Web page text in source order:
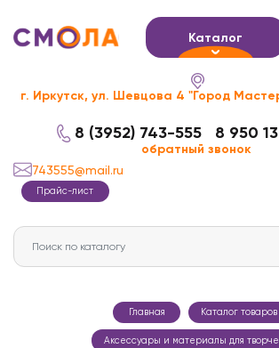
Каталог
г. Иркутск, ул. Шевцова 4 "Город
8 (3952) 743-555 8 950
обратный звонок
743555@mail.ru
Прайс-лист
Главная Каталог товаров
Аксессуары и материалы для